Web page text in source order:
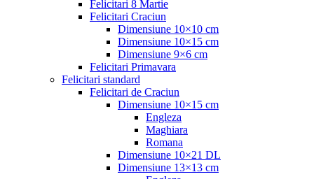
Felicitari 8 Martie
Felicitari Craciun
Dimensiune 10×10 cm
Dimensiune 10×15 cm
Dimensiune 9×6 cm
Felicitari Primavara
Felicitari standard
Felicitari de Craciun
Dimensiune 10×15 cm
Engleza
Maghiara
Romana
Dimensiune 10×21 DL
Dimensiune 13×13 cm